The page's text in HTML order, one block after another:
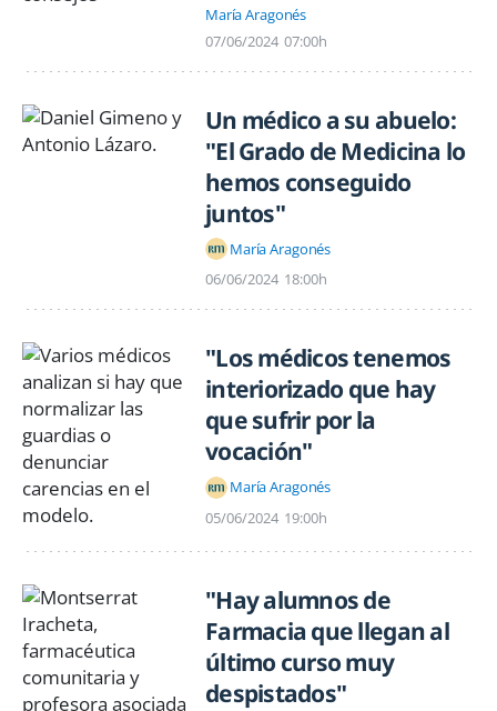
María Aragonés
07/06/2024 07:00h
Un médico a su abuelo:
"El Grado de Medicina lo
hemos conseguido
juntos"
María Aragonés
06/06/2024 18:00h
"Los médicos tenemos
interiorizado que hay
que sufrir por la
vocación"
María Aragonés
05/06/2024 19:00h
"Hay alumnos de
Farmacia que llegan al
último curso muy
despistados"